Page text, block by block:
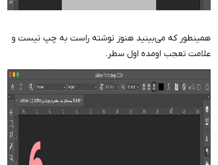
همینطور که می‌بینید هنوز نوشته راست به چپ نیست و
علامت تعجب اومده اول سطر.